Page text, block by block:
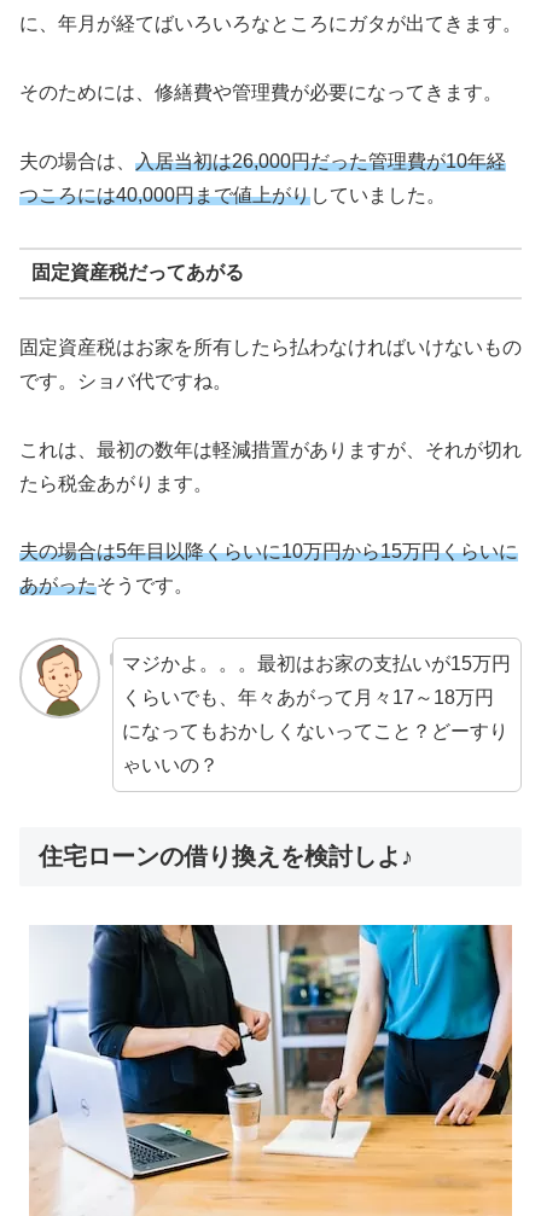
に、年月が経てばいろいろなところにガタが出てきます。
そのためには、修繕費や管理費が必要になってきます。
夫の場合は、 入居当初は26,000円だった管理費が10年経
つころには40,000円まで値上がりしていました。
固定資産税だってあがる
固定資産税はお家を所有したら払わなければいけないもの
です。ショバ代ですね。
これは、最初の数年は軽減措置がありますが、それが切れ
たら税金あがります。
夫の場合は5年目以降くらいに10万円から15万円くらいに
あがったそうです。
マジかよ。。。最初はお家の支払いが15万円
くらいでも、年々あがって月々17～18万円
になってもおかしくないってこと？どーすり
ゃいいの？
住宅ローンの借り換えを検討しよ♪